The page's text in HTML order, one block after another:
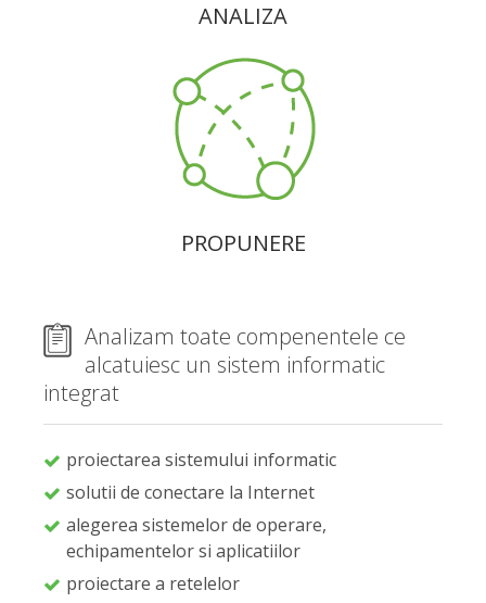
ANALIZA
PROPUNERE
Analizam toate compenentele ce
alcatuiesc un sistem informatic
integrat
proiectarea sistemului informatic
solutii de conectare la Internet
alegerea sistemelor de operare,
echipamentelor si aplicatiilor
proiectare a retelelor